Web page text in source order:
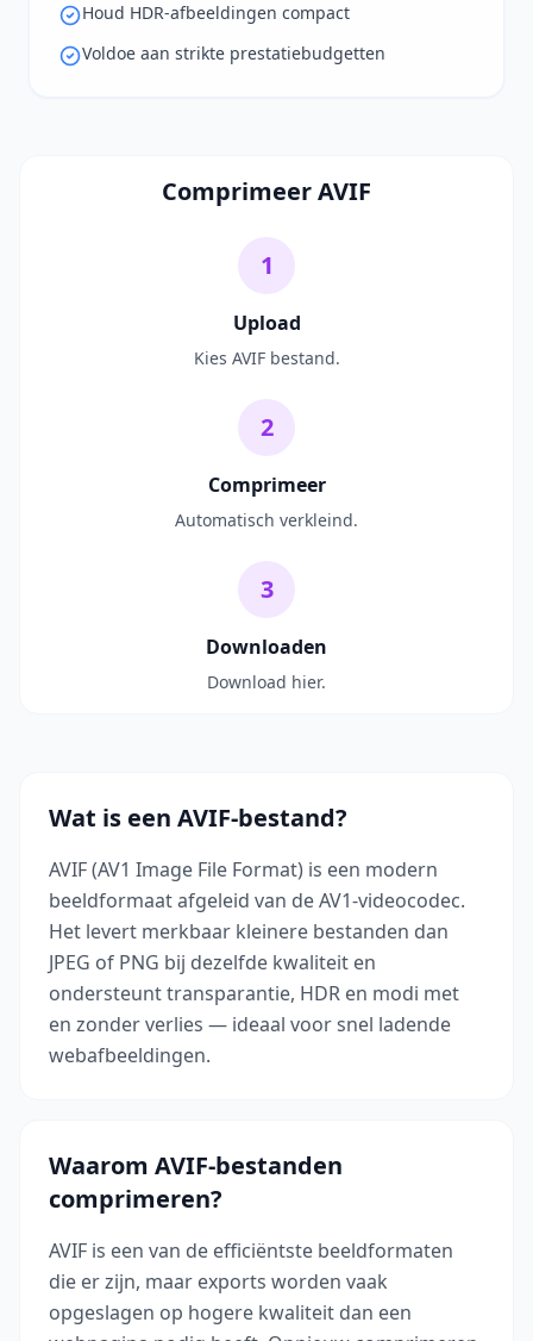
Houd HDR-afbeeldingen compact
Voldoe aan strikte prestatiebudgetten
Comprimeer AVIF
1
Upload
Kies AVIF bestand.
2
Comprimeer
Automatisch verkleind.
3
Downloaden
Download hier.
Wat is een AVIF-bestand?
AVIF (AV1 Image File Format) is een modern
beeldformaat afgeleid van de AV1-videocodec.
Het levert merkbaar kleinere bestanden dan
JPEG of PNG bij dezelfde kwaliteit en
ondersteunt transparantie, HDR en modi met
en zonder verlies — ideaal voor snel ladende
webafbeeldingen.
Waarom AVIF-bestanden
comprimeren?
AVIF is een van de efficiëntste beeldformaten
die er zijn, maar exports worden vaak
opgeslagen op hogere kwaliteit dan een